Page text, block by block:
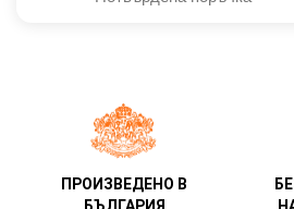
ПРОИЗВЕДЕНО В